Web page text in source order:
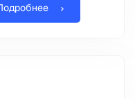
Подробнее